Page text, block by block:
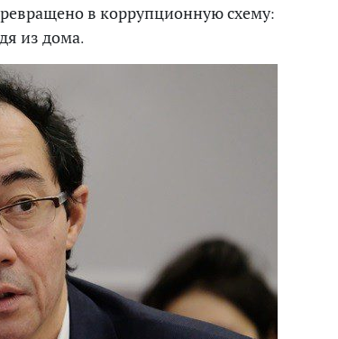
в коррупционную схему:
из дома.